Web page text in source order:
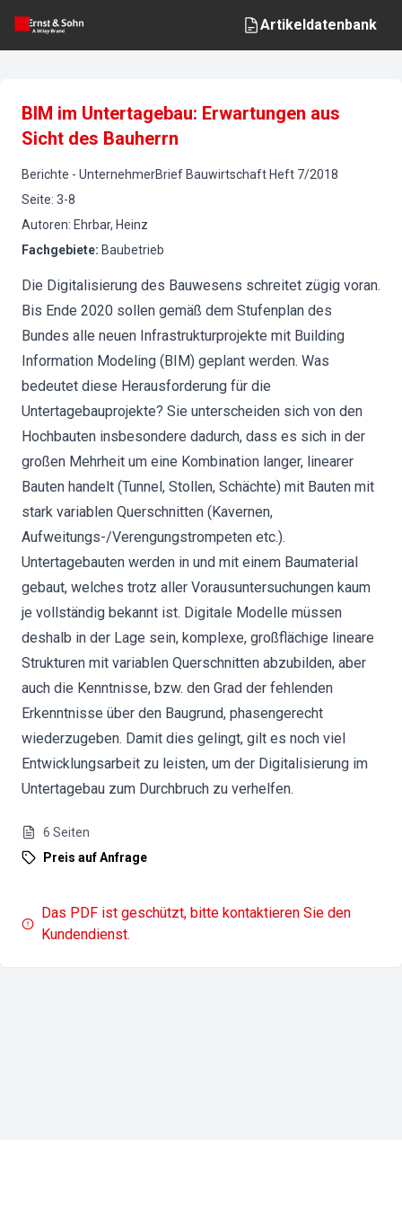
Artikeldatenbank
BIM im Untertagebau: Erwartungen aus
Sicht des Bauherrn
Berichte - UnternehmerBrief Bauwirtschaft Heft 7/2018
Seite: 3-8
Autoren: Ehrbar, Heinz
Fachgebiete: Baubetrieb
Die Digitalisierung des Bauwesens schreitet zügig voran.
Bis Ende 2020 sollen gemäß dem Stufenplan des
Bundes alle neuen Infrastrukturprojekte mit Building
Information Modeling (BIM) geplant werden. Was
bedeutet diese Herausforderung für die
Untertagebauprojekte? Sie unterscheiden sich von den
Hochbauten insbesondere dadurch, dass es sich in der
großen Mehrheit um eine Kombination langer, linearer
Bauten handelt (Tunnel, Stollen, Schächte) mit Bauten mit
stark variablen Querschnitten (Kavernen,
Aufweitungs-/Verengungstrompeten etc.).
Untertagebauten werden in und mit einem Baumaterial
gebaut, welches trotz aller Vorausuntersuchungen kaum
je vollständig bekannt ist. Digitale Modelle müssen
deshalb in der Lage sein, komplexe, großflächige lineare
Strukturen mit variablen Querschnitten abzubilden, aber
auch die Kenntnisse, bzw. den Grad der fehlenden
Erkenntnisse über den Baugrund, phasengerecht
wiederzugeben. Damit dies gelingt, gilt es noch viel
Entwicklungsarbeit zu leisten, um der Digitalisierung im
Untertagebau zum Durchbruch zu verhelfen.
6 Seiten
Preis auf Anfrage
Das PDF ist geschützt, bitte kontaktieren Sie den
Kundendienst.